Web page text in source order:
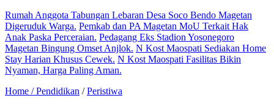
Rumah Anggota Tabungan Lebaran Desa Soco Bendo Magetan
Digeruduk Warga. Pemkab dan PA Magetan MoU Terkait Hak
Anak Paska Perceraian. Pedagang Eks Stadion Yosonegoro
Magetan Bingung Omset Anjlok. N Kost Maospati Sediakan Home
Stay Harian Khusus Cewek. N Kost Maospati Fasilitas Bikin
Nyaman, Harga Paling Aman.
Home /Pendidikan /Peristiwa